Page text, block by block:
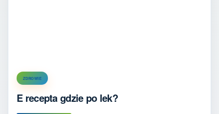
ZDROWIE
E recepta gdzie po lek?